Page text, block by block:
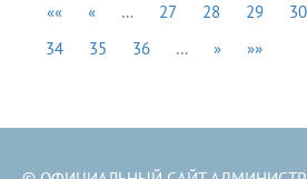
«« « … 27 28 29 30
34
35 36 … » »»